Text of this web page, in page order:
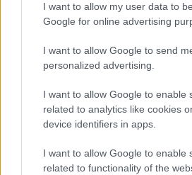
I want to allow my user data to
Google for online advertising
I want to allow Google to send
personalized advertising.
I want to allow Google to enable
related to analytics like cookies
device identifiers in apps.
I want to allow Google to enable
related to functionality of the
próbálja elfedni azt a rengeteg
során keresztül kellett mennie,
elhatározásra késztette, hogy
egyetlen életet sem. A
Milly szórakoztatóak a maguk
egyértelműen csak
Akit viszont igazán
felfegyverzett pap, Nicholas D.
ellentétben neki nem okoz
gyilkolás, ha a túlélésről van
tudja, hogy ez nem helyes, és a